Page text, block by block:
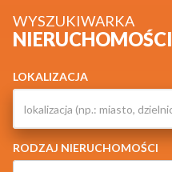
WYSZUKIWARKA
NIERUCHOMOŚCI
LOKALIZACJA
RODZAJ NIERUCHOMOŚCI